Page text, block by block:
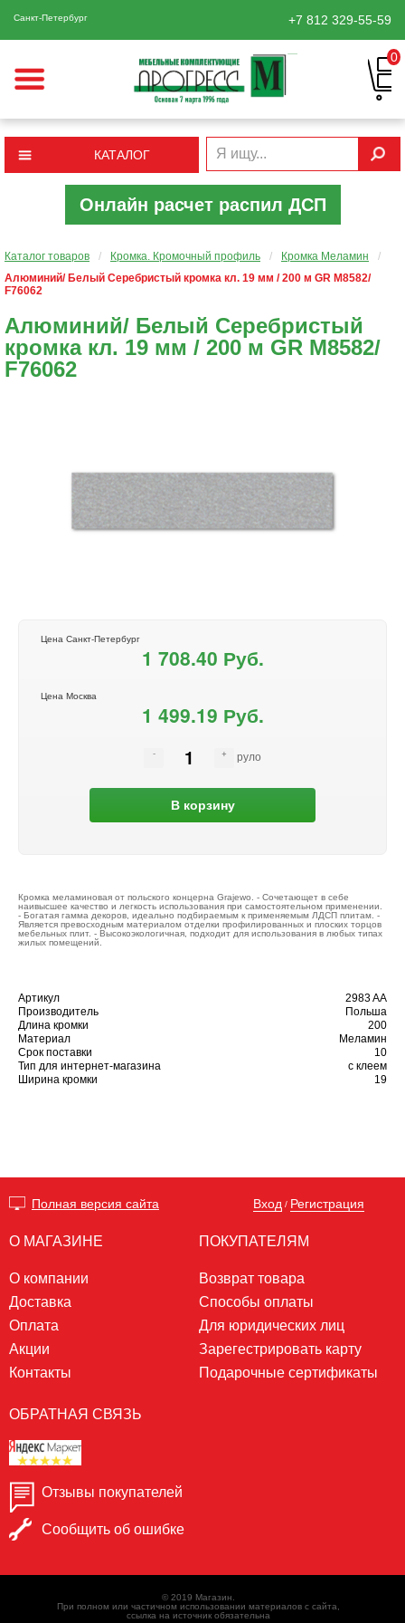
Санкт-Петербург +7 812 329-55-59
0
КАТАЛОГ
Онлайн расчет распил ДСП
Каталог товаров / Кромка. Кромочный профиль / Кромка Меламин
/
Алюминий/ Белый Серебристый кромка кл. 19 мм / 200 м GR М8582/
F76062
Алюминий/ Белый Серебристый
кромка кл. 19 мм / 200 м GR М8582/
F76062
Цена Санкт-Петербург
1 708.40 Руб.
Цена Москва
1 499.19 Руб.
руло
В корзину
Кромка меламиновая от польского концерна Grajewo. - Сочетающет в себе
наивысшее качество и легкость использования при самостоятельном применении.
- Богатая гамма декоров, идеально подбираемым к применяемым ЛДСП плитам. -
Является превосходным материалом отделки профилированных и плоских торцов
мебельных плит. - Высокоэкологичная, подходит для использования в любых типах
жилых помещений.
Артикул
2983 AA
Производитель
Польша
Длина кромки
200
Материал
Меламин
Срок поставки
10
Тип для интернет-магазина
с клеем
Ширина кромки
19
Полная версия сайта Вход / Регистрация
О МАГАЗИНЕ
О компании
Доставка
Оплата
Акции
Контакты
ПОКУПАТЕЛЯМ
Возврат товара
Способы оплаты
Для юридических лиц
Зарегестрировать карту
Подарочные сертификаты
ОБРАТНАЯ СВЯЗЬ
Отзывы покупателей
Сообщить об ошибке
© 2019 Магазин.
При полном или частичном использовании материалов с сайта,
ссылка на источник обязательна